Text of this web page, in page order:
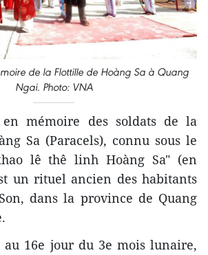
de la Flottille de Hoàng Sa à Quang
Ngai. Photo: VNA
mémoire des soldats de la
Sa (Paracels), connu sous le
lê thê linh Hoàng Sa" (en
un rituel ancien des habitants
dans la province de Quang
au 16e jour du 3e mois lunaire,